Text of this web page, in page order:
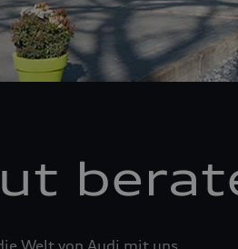
Welt von Audi mit uns